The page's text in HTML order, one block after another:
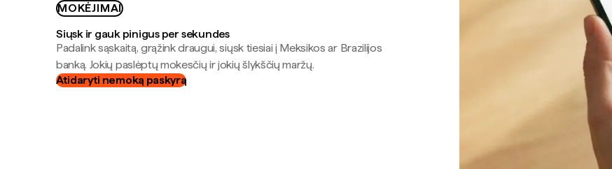
MOKĖJIMAI
Siųsk ir gauk pinigus per sekundes
Padalink sąskaitą, grąžink draugui, siųsk tiesiai į Meksikos ar Brazilijos
banką. Jokių paslėptų mokesčių ir jokių šlykščių maržų.
Atidaryti nemoką paskyrą